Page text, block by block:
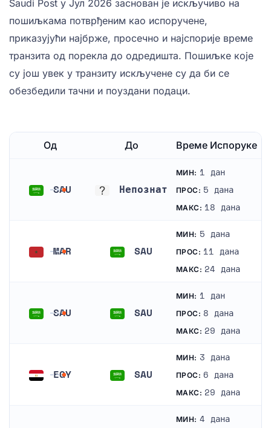
Saudi Post у Јул 2026 заснован је искључиво на
пошиљкама потврђеним као испоручене,
приказујући најбрже, просечно и најспорије време
транзита од порекла до одредишта. Пошиљке које
су још увек у транзиту искључене су да би се
обезбедили тачни и поуздани подаци.
Од До Време Испоруке
SAU Непознат
МИН: 1 дан
ПРОС: 5 дана
МАКС: 18 дана
MAR SAU
МИН: 5 дана
ПРОС: 11 дана
МАКС: 24 дана
SAU SAU
МИН: 1 дан
ПРОС: 8 дана
МАКС: 29 дана
EGY SAU
МИН: 3 дана
ПРОС: 6 дана
МАКС: 29 дана
МИН: 4 дана